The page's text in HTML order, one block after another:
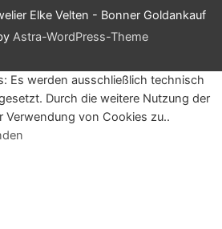
Elke Velten - Bonner Goldankauf
Astra-WordPress-Theme
Es werden ausschließlich technisch
Durch die weitere Nutzung der
Verwendung von Cookies zu..